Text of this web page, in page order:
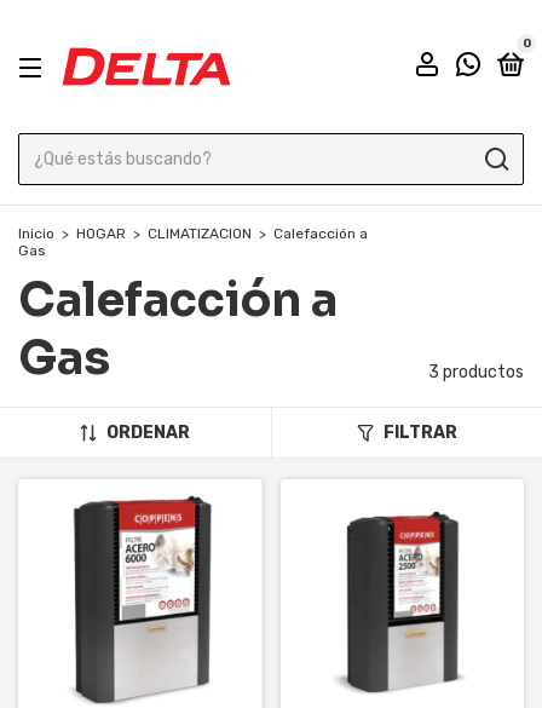
0
Inicio > HOGAR > CLIMATIZACION > Calefacción a
Gas
Calefacción a
Gas
3 productos
ORDENAR FILTRAR